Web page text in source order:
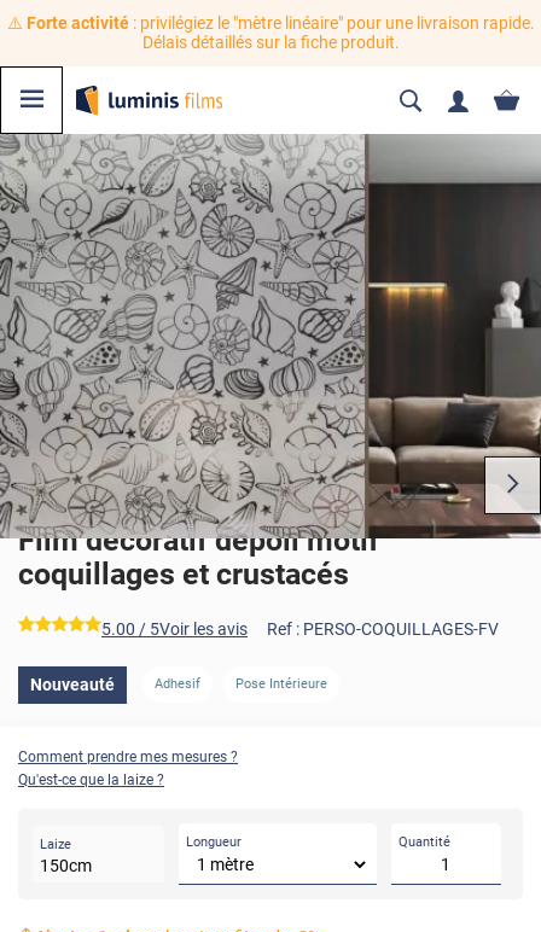
⚠️ Forte activité: privilégiez le "mètre linéaire" pour une livraison rapide.
Délais détaillés sur la fiche produit.
Film décoratif dépoli motif
coquillages et crustacés
*****
5.00 / 5Voir les avis Ref : PERSO-COQUILLAGES-FV
Nouveauté Adhesif Pose Intérieure
Comment prendre mes mesures ?
Qu'est-ce que la laize ?
Laize
150cm
Longueur Quantité